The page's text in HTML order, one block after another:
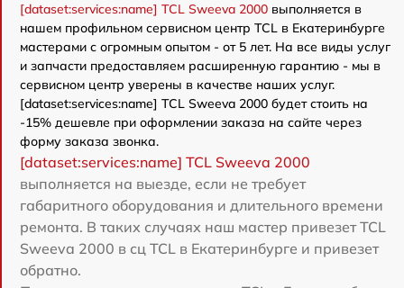
[dataset:services:name] TCL Sweeva 2000 выполняется в
нашем профильном сервисном центр TCL в Екатеринбурге
мастерами с огромным опытом - от 5 лет. На все виды услуг
и запчасти предоставляем расширенную гарантию - мы в
сервисном центр уверены в качестве наших услуг.
[dataset:services:name] TCL Sweeva 2000 будет стоить на
-15% дешевле при оформлении заказа на сайте через
форму заказа звонка.
[dataset:services:name] TCL Sweeva 2000
выполняется на выезде, если не требует
габаритного оборудования и длительного времени
ремонта. В таких случаях наш мастер привезет TCL
Sweeva 2000 в сц TCL в Екатеринбурге и привезет
обратно.